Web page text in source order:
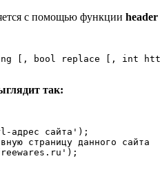
с помощью функции header
так:
адрес сайта');
страницу данного сайта